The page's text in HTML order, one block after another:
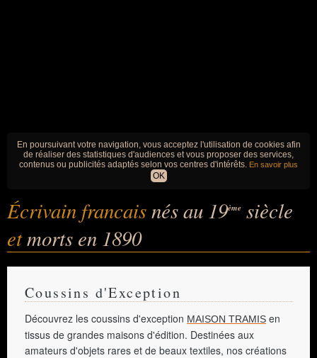
En poursuivant votre navigation, vous acceptez l'utilisation de cookies afin
de réaliser des statistiques d'audiences et vous proposer des services,
contenus ou publicités adaptés selon vos centres d'intérêts. En savoir plus
OK
Écrivain francaisnés au 19ème siècle
etmorts en 1890
Coussins d'Exception
Découvrez les coussins d'exception MAISON TRAMIS en
tissus de grandes maisons d'édition. Destinées aux
amateurs d'objets rares et de beaux textiles, nos créations